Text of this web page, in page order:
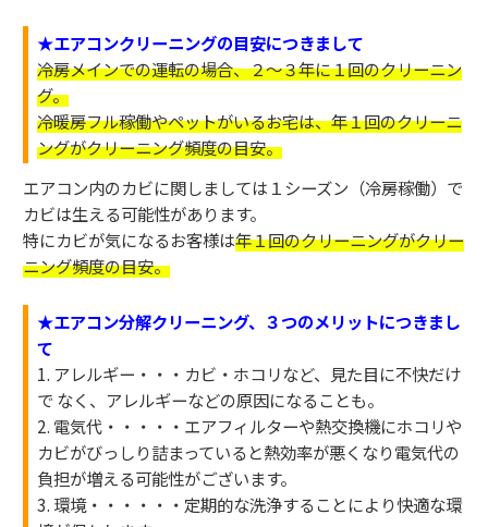
★エアコンクリーニングの目安につきまして
冷房メインでの運転の場合、２～３年に１回のクリーニン
グ。
冷暖房フル稼働やペットがいるお宅は、年１回のクリーニ
ングがクリーニング頻度の目安。
エアコン内のカビに関しましては １シーズン（冷房稼働）で
カビは生える可能性があります。
特にカビが気になるお客様は年１回のクリーニングがクリー
ニング頻度の目安。
★エアコン分解クリーニング、３つのメリットにつきまし
て
1. アレルギー ・・・カビ・ホコリなど、見た目に不快だけ
で なく、アレルギーなどの原因になることも。
2. 電気代 ・・・・・エアフィルターや熱交換機にホコリや
カビがびっしり詰まっていると熱効率が悪くなり電気代の
負担が増える可能性がございます。
3. 環境・・・・・・定期的な洗浄することにより快適な環